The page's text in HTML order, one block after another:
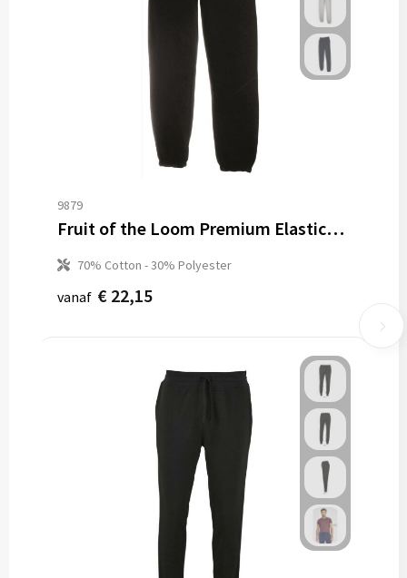
9879
Fruit of the Loom Premium Elasticated Cuf Jogpants
70% Cotton - 30% Polyester
vanaf € 22,15